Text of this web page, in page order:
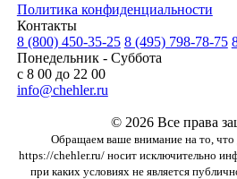
Политика конфиденциальности
Контакты
8 (800) 450-35-25 8 (495) 798-78-75
Понедельник - Суббота
с 8 00 до 22 00
info@chehler.ru
© 2026 Все права
Обращаем ваше внимание на то, что
https://chehler.ru/ носит исключительно
при каких условиях не является